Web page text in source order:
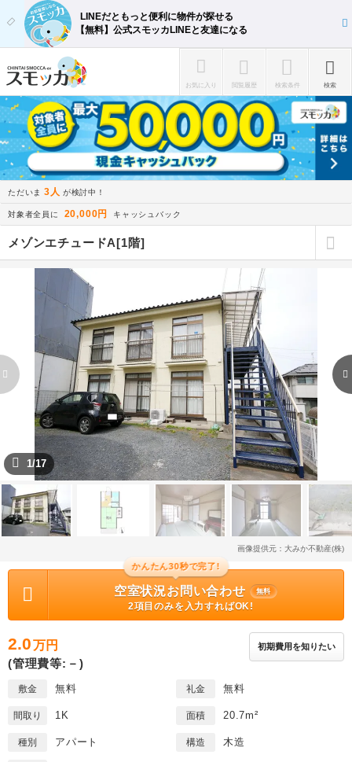
LINEだともっと便利に物件が探せる
【無料】公式スモッカLINEと友達になる
お気に入り 閲覧履歴 検索条件 検索
ただいま 3人 が検討中！
対象者全員に 20,000円 キャッシュバック
メゾンエチュードA[1階]
1/17
画像提供元：大みか不動産(株)
かんたん30秒で完了!
空室状況お問い合わせ 無料
2項目のみを入力すればOK!
2.0万円
(管理費等:－)
初期費用を知りたい
敷金 無料 礼金 無料
間取り 1K 面積 20.7m²
種別 アパート 構造 木造